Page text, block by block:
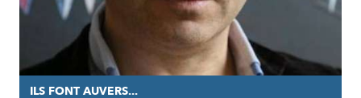
ILS FONT AUVERS...